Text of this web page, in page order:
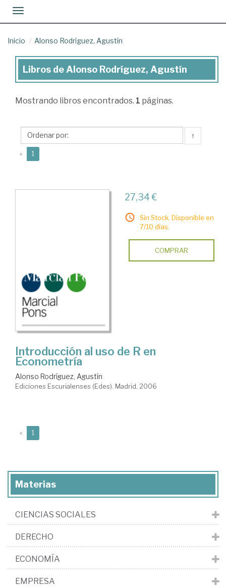
Toggle navigation
Inicio Alonso Rodríguez, Agustín
Libros
Alonso
Agustín
Libros de Alonso Rodríguez, Agustín
Mostrando libros encontrados. 1 páginas.
↑
« 1
27,34 €
Sin Stock. Disponible en
7/10 días.
COMPRAR
Introducción al uso de R en
Econometría
Alonso Rodríguez, Agustín
Ediciones Escurialenses (Edes). Madrid, 2006
« 1
Materias
CIENCIAS SOCIALES
DERECHO
ECONOMÍA
EMPRESA